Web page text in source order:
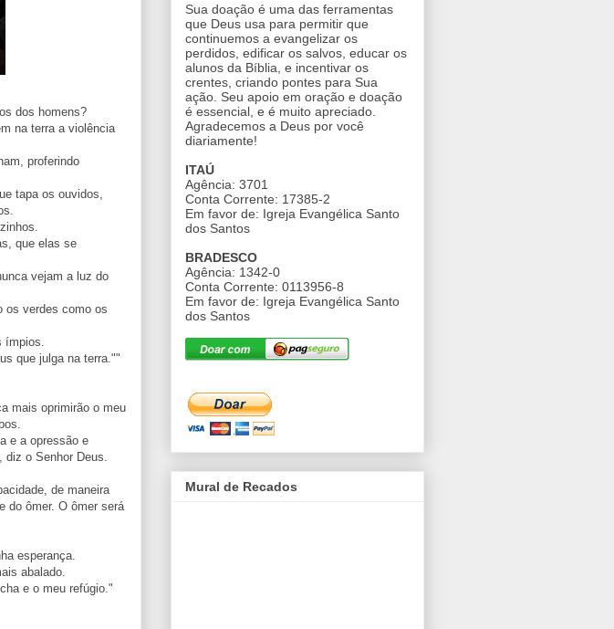
dos homens?
na terra a violência
proferindo
tapa os ouvidos,
que elas se
vejam a luz do
os verdes como os
que julga na terra.""
mais oprimirão o meu
e a opressão e
o Senhor Deus.
de maneira
do ômer. O ômer será
esperança.
abalado.
e o meu refúgio."
Sua doação é uma das ferramentas
que Deus usa para permitir que
continuemos a evangelizar os
perdidos, edificar os salvos, educar os
alunos da Bíblia, e incentivar os
crentes, criando pontes para Sua
ação. Seu apoio em oração e doação
é essencial, e é muito apreciado.
Agradecemos a Deus por você
diariamente!
ITAÚ
Agência: 3701
Conta Corrente: 17385-2
Em favor de: Igreja Evangélica Santo
dos Santos
BRADESCO
Agência: 1342-0
Conta Corrente: 0113956-8
Em favor de: Igreja Evangélica Santo
dos Santos
Mural de Recados